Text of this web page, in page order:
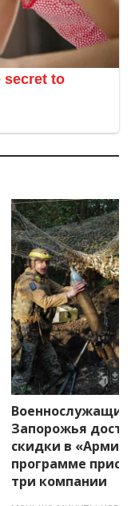
Военнослужащим
Запорожья
скидки в
программе
три компании